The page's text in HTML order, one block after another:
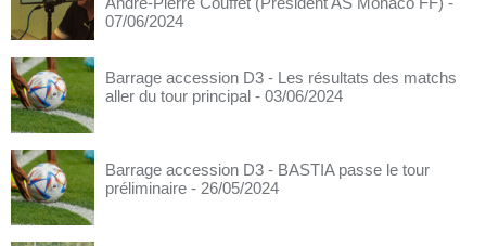
07/06/2024
Barrage accession D3 - Les résultats des matchs
aller du tour principal - 03/06/2024
Barrage accession D3 - BASTIA passe le tour
préliminaire - 26/05/2024